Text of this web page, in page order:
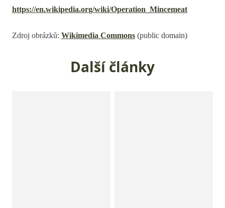
https://en.wikipedia.org/wiki/Operation_Mincemeat
Zdroj obrázků: Wikimedia Commons (public domain)
Další články